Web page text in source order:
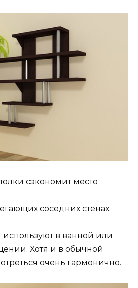
сэкономит место
соседних стенах.
в ванной или
Хотя и в обычной
очень гармонично.